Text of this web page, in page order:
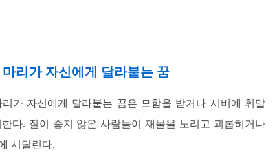
리가 자신에게 달라붙는 꿈
가 자신에게 달라붙는 꿈은 모함을 받거나 시비에 휘말
다. 질이 좋지 않은 사람들이 재물을 노리고 괴롭히거나
시달린다.